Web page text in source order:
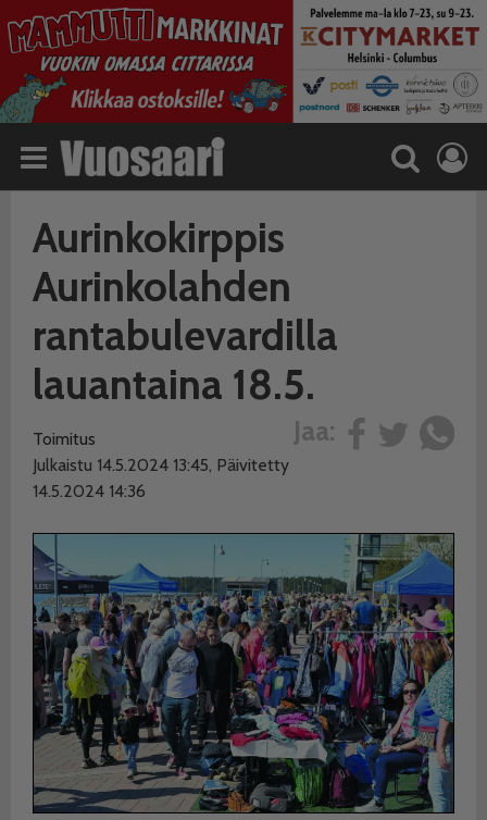
Aurinkokirppis
Aurinkolahden
rantabulevardilla
lauantaina 18.5.
Jaa:
Toimitus
Julkaistu 14.5.2024 13:45, Päivitetty
14.5.2024 14:36